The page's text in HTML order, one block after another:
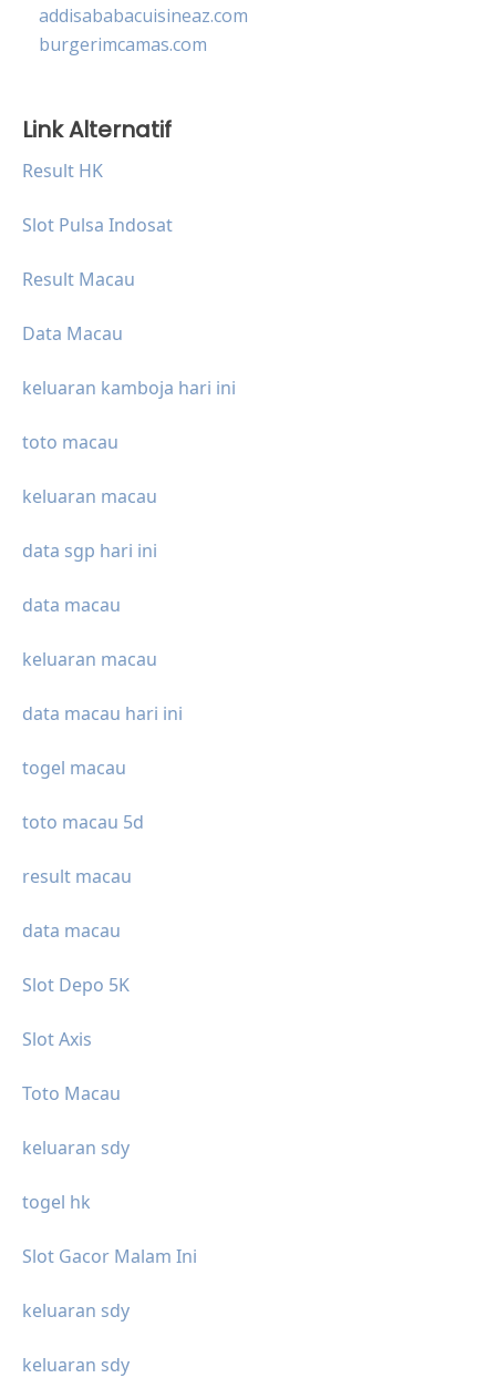
addisababacuisineaz.com
burgerimcamas.com
Link Alternatif
Result HK
Slot Pulsa Indosat
Result Macau
Data Macau
keluaran kamboja hari ini
toto macau
keluaran macau
data sgp hari ini
data macau
keluaran macau
data macau hari ini
togel macau
toto macau 5d
result macau
data macau
Slot Depo 5K
Slot Axis
Toto Macau
keluaran sdy
togel hk
Slot Gacor Malam Ini
keluaran sdy
keluaran sdy